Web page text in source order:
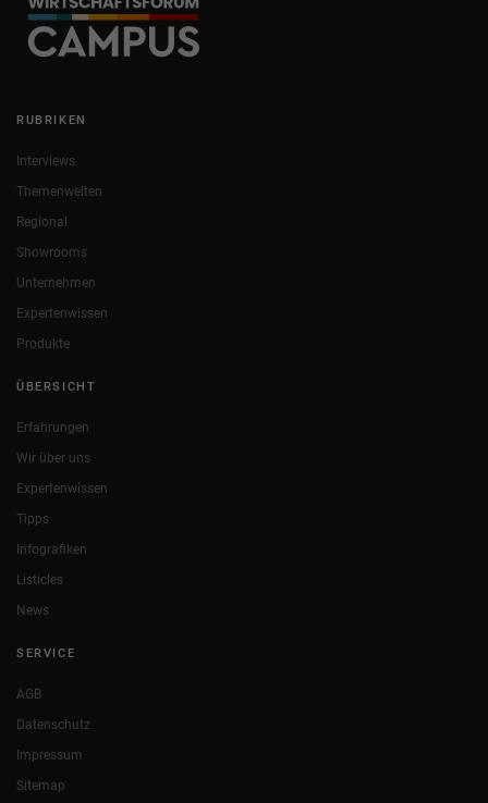
RUBRIKEN
Interviews
Themenwelten
Regional
Showrooms
Unternehmen
Expertenwissen
Produkte
ÜBERSICHT
Erfahrungen
Wir über uns
Expertenwissen
Tipps
Infografiken
Listicles
News
SERVICE
AGB
Datenschutz
Impressum
Sitemap